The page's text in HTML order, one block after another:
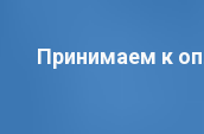
Принимаем к